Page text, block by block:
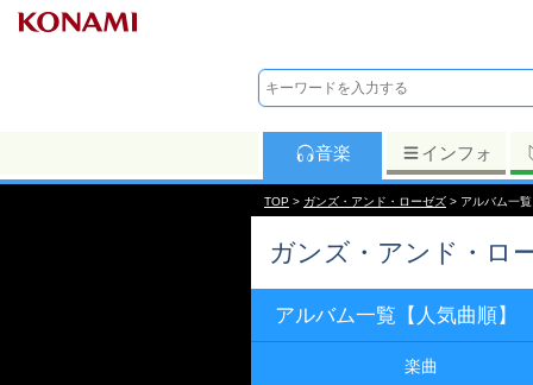
音楽 インフォ
TOP > ガンズ・アンド・ローゼズ > アルバム一覧
ガンズ・アンド・ロ
アルバム一覧【人気曲順】
楽曲